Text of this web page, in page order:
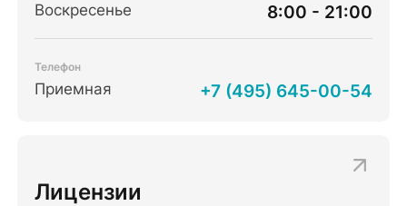
Воскресенье 8:00 - 21:00
Телефон
Приемная +7 (495) 645-00-54
Лицензии